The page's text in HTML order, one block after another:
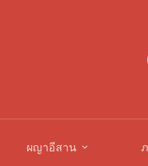
ผญาอีสาน